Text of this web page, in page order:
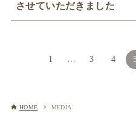
させていただきました
1 3 4
HOME MEDIA